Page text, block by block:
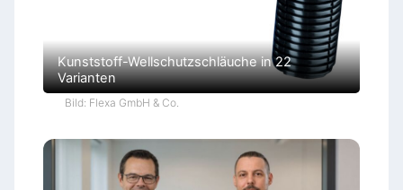
Kunststoff-Wellschutzschläuche in 22
Varianten
Bild: Flexa GmbH & Co.